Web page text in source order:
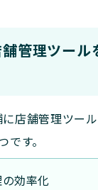
管理ツール
店舗管理ツー
です。
効率化